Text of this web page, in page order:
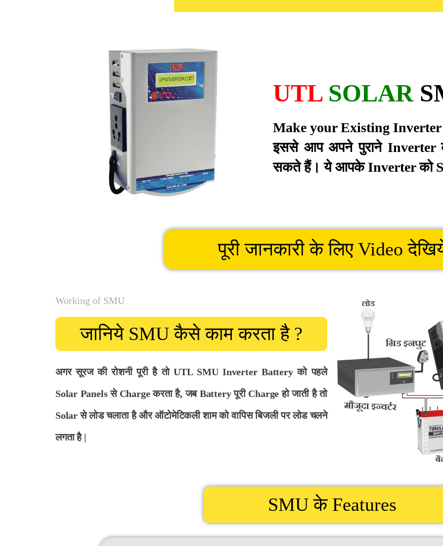
UTL SOLAR
Make your Existing
इससे आप अपने पुराने Inverter
सकते हैं। ये आपके Inverter को
पूरी जानकारी के लिए Video
Working of SMU
जानिये SMU कैसे कामकरता है ?
अगर सूरज की रोशनी पूरी है तो UTL SMU Inverter Battery को पहले
Solar Panels से Charge करता है, जब Battery पूरी Charge हो जाती है तो
Solar से लोड चलाता है और ऑटोमेटिकली शाम को वापिस बिजली पर लोड चलने
लगता है |
SMU के Features